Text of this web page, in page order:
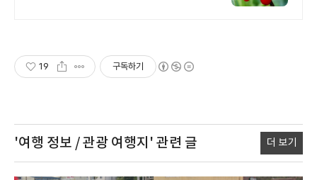
19 구독하기
'여행 정보 / 관광 여행지' 관련 글 더 보기